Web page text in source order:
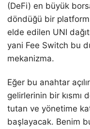
(DeFi) en büyük
döndüğü bir
elde edilen UNI
yani Fee Switch bu
mekanizma.
Eğer bu anahtar
gelirlerinin bir kısmı
tutan ve yönetime
başlayacak. Benim